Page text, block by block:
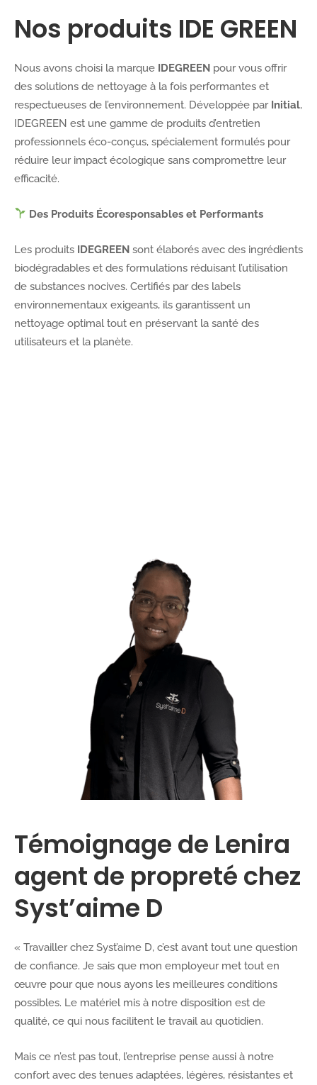
Nos produits IDE GREEN
Nous avons choisi la marque IDEGREEN pour vous offrir
des solutions de nettoyage à la fois performantes et
respectueuses de l’environnement. Développée par Initial,
IDEGREEN est une gamme de produits d’entretien
professionnels éco-conçus, spécialement formulés pour
réduire leur impact écologique sans compromettre leur
efficacité.
Des Produits Écoresponsables et Performants
Les produits IDEGREEN sont élaborés avec des ingrédients
biodégradables et des formulations réduisant l’utilisation
de substances nocives. Certifiés par des labels
environnementaux exigeants, ils garantissent un
nettoyage optimal tout en préservant la santé des
utilisateurs et la planète.
Témoignage de Lenira
agent de propreté chez
Syst’aime D
« Travailler chez Syst’aime D, c’est avant tout une question
de confiance. Je sais que mon employeur met tout en
œuvre pour que nous ayons les meilleures conditions
possibles. Le matériel mis à notre disposition est de
qualité, ce qui nous facilitent le travail au quotidien.
Mais ce n’est pas tout, l’entreprise pense aussi à notre
confort avec des tenues adaptées, légères, résistantes et